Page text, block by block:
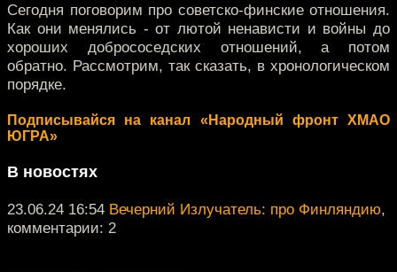
Сегодня поговорим про советско-финские отношения.
Как они менялись - от лютой ненависти и войны до
хороших добрососедских отношений, а потом
обратно. Рассмотрим, так сказать, в хронологическом
порядке.
Подписывайся на канал «Народный фронт ХМАО
ЮГРА»
В новостях
23.06.24 16:54 Вечерний Излучатель: про Финляндию,
комментарии: 2